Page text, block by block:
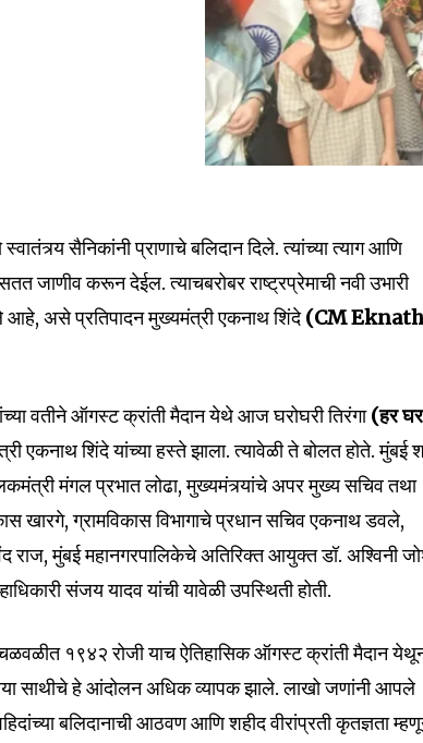
सैनिकांनी प्राणाचे बलिदान दिले. त्यांच्या त्याग आणि
जाणीव करून देईल. त्याचबरोबर राष्ट्रप्रेमाची नवी उभारी
असे प्रतिपादन मुख्यमंत्री एकनाथ शिंदे(CM
वतीने ऑगस्ट क्रांती मैदान येथे आज घरोघरी तिरंगा(हर घर
एकनाथ शिंदे यांच्या हस्ते झाला. त्यावेळी ते बोलत होते. मुंबई
मंगल प्रभात लोढा, मुख्यमंत्र्यांचे अपर मुख्य सचिव तथा
खारगे, ग्रामविकास विभागाचे प्रधान सचिव एकनाथ डवले,
राज, मुंबई महानगरपालिकेचे अतिरिक्त आयुक्त डॉ. अश्विनी
संजय यादव यांची यावेळी उपस्थिती होती.
१९४२ रोजी याच ऐतिहासिक ऑगस्ट क्रांती मैदान
साथीचे हे आंदोलन अधिक व्यापक झाले. लाखो जणांनी आपले
बलिदानाची आठवण आणि शहीद वीरांप्रती कृतज्ञता